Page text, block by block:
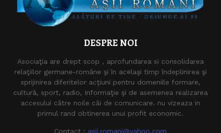
DESPRE NOI
Asociaţia are drept scop , aprofundarea si consolidarea
relaţiilor germane-române şi în acelaşi timp îndeplinirea şi
sprijinirea diferitelor acţiuni pentru domeniile formare,
cultură, sport, radio, Informaţie şi de asemenea realizarea
accesului către noile căi de comunicare. nu vizeaza in
primul rand obtinerea unui profit economic.
Contact : asii.romani@yahoo.com